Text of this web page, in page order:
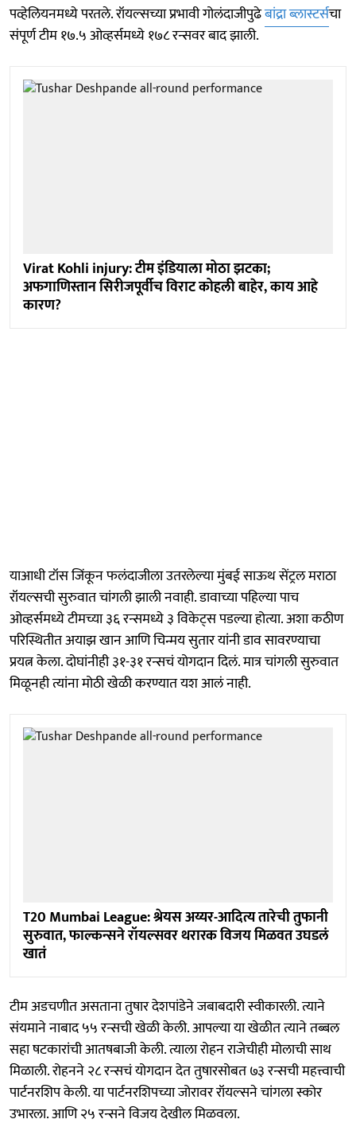
पव्हेलियनमध्ये परतले. रॉयल्सच्या प्रभावी गोलंदाजीपुढेबांद्रा ब्लास्टर्सचा
संपूर्ण टीम १७.५ ओव्हर्समध्ये १७८ रन्सवर बाद झाली.
Virat Kohli injury: टीम इंडियाला मोठा झटका;
अफगाणिस्तान सिरीजपूर्वीच विराट कोहली बाहेर, काय आहे
कारण?
याआधी टॉस जिंकून फलंदाजीला उतरलेल्या मुंबई साऊथ सेंट्रल मराठा
रॉयल्सची सुरुवात चांगली झाली नवाही. डावाच्या पहिल्या पाच
ओव्हर्समध्ये टीमच्या ३६ रन्समध्ये ३ विकेट्स पडल्या होत्या. अशा कठीण
परिस्थितीत अयाझ खान आणि चिन्मय सुतार यांनी डाव सावरण्याचा
प्रयत्न केला. दोघांनीही ३१-३१ रन्सचं योगदान दिलं. मात्र चांगली सुरुवात
मिळूनही त्यांना मोठी खेळी करण्यात यश आलं नाही.
T20 Mumbai League: श्रेयस अय्यर-आदित्य तारेची तुफानी
सुरुवात, फाल्कन्सने रॉयल्सवर थरारक विजय मिळवत उघडलं
खातं
टीम अडचणीत असताना तुषार देशपांडेने जबाबदारी स्वीकारली. त्याने
संयमाने नाबाद ५५ रन्सची खेळी केली. आपल्या या खेळीत त्याने तब्बल
सहा षटकारांची आतषबाजी केली. त्याला रोहन राजेचीही मोलाची साथ
मिळाली. रोहनने २८ रन्सचं योगदान देत तुषारसोबत ७३ रन्सची महत्त्वाची
पार्टनरशिप केली. या पार्टनरशिपच्या जोरावर रॉयल्सने चांगला स्कोर
उभारला. आणि २५ रन्सने विजय देखील मिळवला.